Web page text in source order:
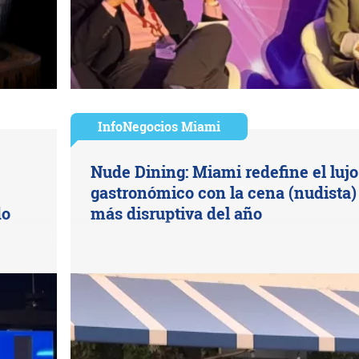
InfoNegocios Miami
Nude Dining: Miami redefine el lujo
gastronómico con la cena (nudista)
más disruptiva del año